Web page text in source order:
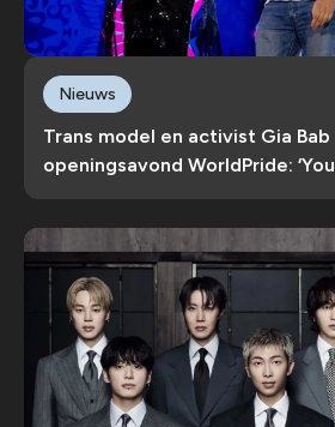
Trans model en activist Gia
openingsavond WorldPride:
Nieuws